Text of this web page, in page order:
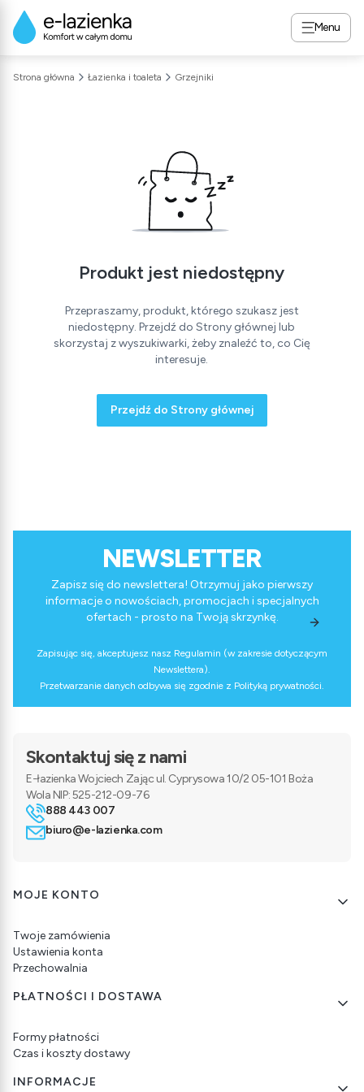
Menu
Strona główna Łazienka i toaleta Grzejniki
Produkt jest niedostępny
Przepraszamy, produkt, którego szukasz jest
niedostępny. Przejdź do Strony głównej lub
skorzystaj z wyszukiwarki, żeby znaleźć to, co Cię
interesuje.
Przejdź do Strony głównej
NEWSLETTER
Zapisz się do newslettera! Otrzymuj jako pierwszy
informacje o nowościach, promocjach i specjalnych
ofertach - prosto na Twoją skrzynkę.
Zapisując się, akceptujesz nasz Regulamin (w zakresie dotyczącym
Newslettera).
Przetwarzanie danych odbywa się zgodnie z Polityką prywatności.
Skontaktuj się z nami
E-łazienka Wojciech Zając ul. Cyprysowa 10/2 05-101 Boża
Wola NIP: 525-212-09-76
888 443 007
biuro@e-lazienka.com
Linki w stopce
MOJE KONTO
Twoje zamówienia
Ustawienia konta
Przechowalnia
PŁATNOŚCI I DOSTAWA
Formy płatności
Czas i koszty dostawy
INFORMACJE